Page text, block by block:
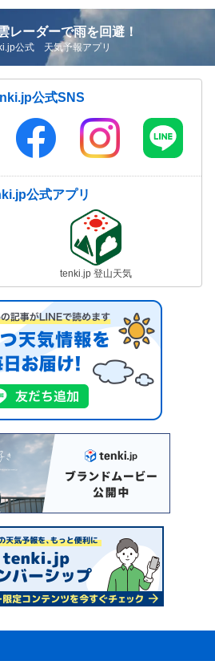
レーダーで雨を回避！
公式 天気予報アプリ
公式SNS
公式アプリ
tenki.jp 登山天気